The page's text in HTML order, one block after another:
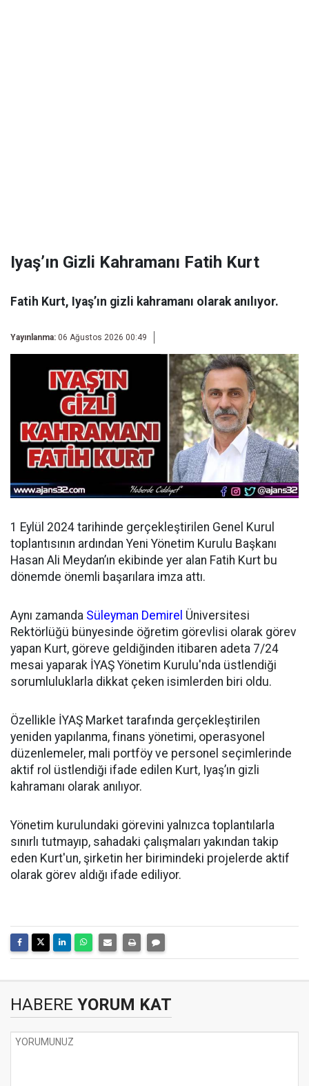
Iyaş’ın Gizli Kahramanı Fatih Kurt
Fatih Kurt, Iyaş’ın gizli kahramanı olarak anılıyor.
Yayınlanma: 06 Ağustos 2026 00:49
1 Eylül 2024 tarihinde gerçekleştirilen Genel Kurul
toplantısının ardından Yeni Yönetim Kurulu Başkanı
Hasan Ali Meydan’ın ekibinde yer alan Fatih Kurt bu
dönemde önemli başarılara imza attı.
Aynı zamanda Süleyman Demirel Üniversitesi
Rektörlüğü bünyesinde öğretim görevlisi olarak görev
yapan Kurt, göreve geldiğinden itibaren adeta 7/24
mesai yaparak İYAŞ Yönetim Kurulu'nda üstlendiği
sorumluluklarla dikkat çeken isimlerden biri oldu.
Özellikle İYAŞ Market tarafında gerçekleştirilen
yeniden yapılanma, finans yönetimi, operasyonel
düzenlemeler, mali portföy ve personel seçimlerinde
aktif rol üstlendiği ifade edilen Kurt, Iyaş’ın gizli
kahramanı olarak anılıyor.
Yönetim kurulundaki görevini yalnızca toplantılarla
sınırlı tutmayıp, sahadaki çalışmaları yakından takip
eden Kurt'un, şirketin her birimindeki projelerde aktif
olarak görev aldığı ifade ediliyor.
HABERE YORUM KAT